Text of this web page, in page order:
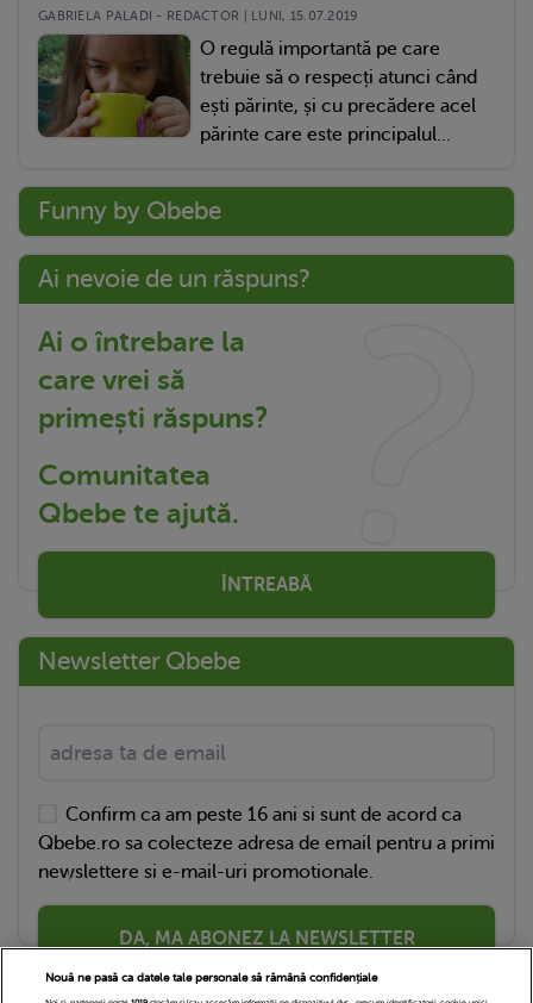
GABRIELA PALADI - REDACTOR | LUNI, 15.07.2019
O regulă importantă pe care
trebuie să o respecți atunci când
ești părinte, și cu precădere acel
părinte care este principalul...
Funny by Qbebe
Ai nevoie de un răspuns?
Ai o întrebare la
care vrei să
primești răspuns?
Comunitatea
Qbebe te ajută.
ÎNTREABĂ
Newsletter Qbebe
Confirm ca am peste 16 ani si sunt de acord ca
Qbebe.ro sa colecteze adresa de email pentru a primi
newslettere si e-mail-uri promotionale.
DA, MA ABONEZ LA NEWSLETTER
Nouă ne pasă ca datele tale personale să rămână confidențiale